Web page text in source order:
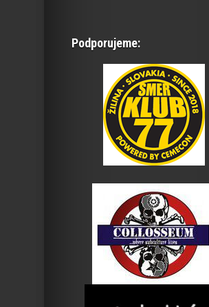
Podporujeme: